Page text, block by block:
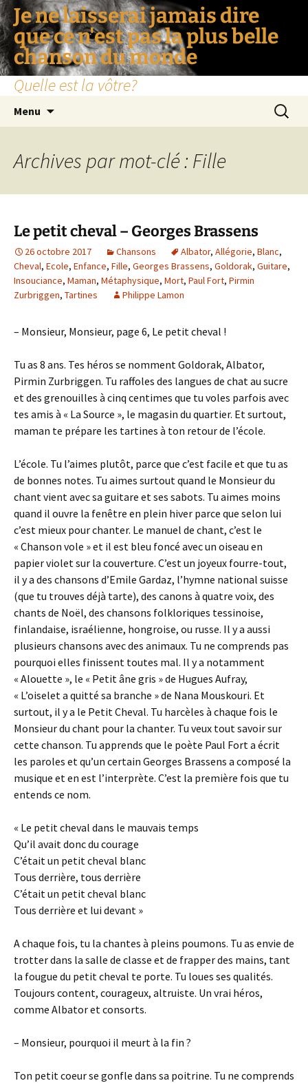
Je ne laisserai jamais dire
que ce n'est pas la plus belle
chanson du monde
Quelle est la vôtre?
Menu
Archives par mot-clé : Fille
Le petit cheval – Georges Brassens
26 octobre 2017 Chansons Albator, Allégorie, Blanc,
Cheval, Ecole, Enfance, Fille, Georges Brassens, Goldorak, Guitare,
Insouciance, Maman, Métaphysique, Mort, Paul Fort, Pirmin
Zurbriggen, Tartines Philippe Lamon
– Monsieur, Monsieur, page 6, Le petit cheval !
Tu as 8 ans. Tes héros se nomment Goldorak, Albator,
Pirmin Zurbriggen. Tu raffoles des langues de chat au sucre
et des grenouilles à cinq centimes que tu voles parfois avec
tes amis à « La Source », le magasin du quartier. Et surtout,
maman te prépare les tartines à ton retour de l’école.
L’école. Tu l’aimes plutôt, parce que c’est facile et que tu as
de bonnes notes. Tu aimes surtout quand le Monsieur du
chant vient avec sa guitare et ses sabots. Tu aimes moins
quand il ouvre la fenêtre en plein hiver parce que selon lui
c’est mieux pour chanter. Le manuel de chant, c’est le
« Chanson vole » et il est bleu foncé avec un oiseau en
papier violet sur la couverture. C’est un joyeux fourre-tout,
il y a des chansons d’Emile Gardaz, l’hymne national suisse
(que tu trouves déjà tarte), des canons à quatre voix, des
chants de Noël, des chansons folkloriques tessinoise,
finlandaise, israélienne, hongroise, ou russe. Il y a aussi
plusieurs chansons avec des animaux. Tu ne comprends pas
pourquoi elles finissent toutes mal. Il y a notamment
« Alouette », le « Petit âne gris » de Hugues Aufray,
« L’oiselet a quitté sa branche » de Nana Mouskouri. Et
surtout, il y a le Petit Cheval. Tu harcèles à chaque fois le
Monsieur du chant pour la chanter. Tu veux tout savoir sur
cette chanson. Tu apprends que le poète Paul Fort a écrit
les paroles et qu’un certain Georges Brassens a composé la
musique et en est l’interprète. C’est la première fois que tu
entends ce nom.
« Le petit cheval dans le mauvais temps
Qu’il avait donc du courage
C’était un petit cheval blanc
Tous derrière, tous derrière
C’était un petit cheval blanc
Tous derrière et lui devant »
A chaque fois, tu la chantes à pleins poumons. Tu as envie de
trotter dans la salle de classe et de frapper des mains, tant
la fougue du petit cheval te porte. Tu loues ses qualités.
Toujours content, courageux, altruiste. Un vrai héros,
comme Albator et consorts.
– Monsieur, pourquoi il meurt à la fin ?
Ton petit coeur se gonfle dans sa poitrine. Tu ne comprends